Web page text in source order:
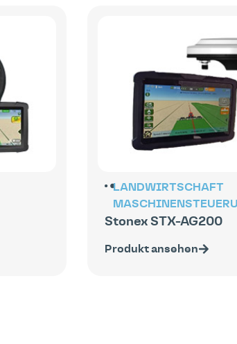
LANDWIRTSCHAFT
Stonex STX-AG200
Produkt ansehen